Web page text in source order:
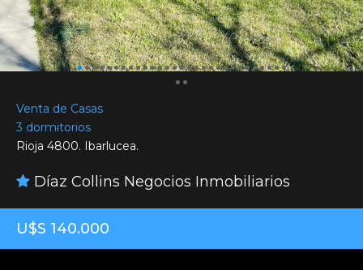
Venta de Casas
3 dormitorios
Rioja 4800. Ibarlucea.
Díaz Collins Negocios Inmobiliarios
U$S 140.000